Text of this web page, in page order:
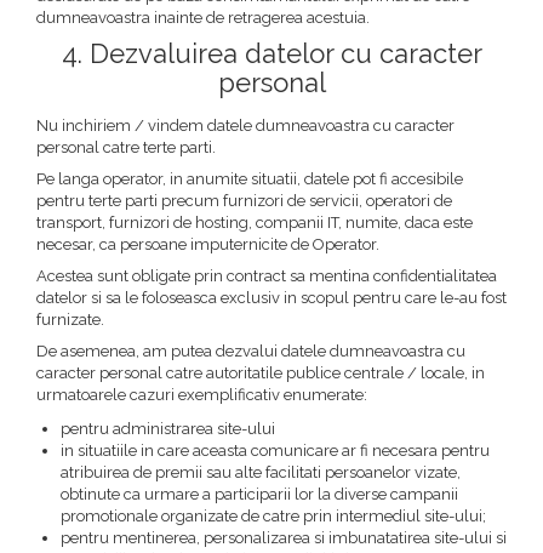
dumneavoastra inainte de retragerea acestuia.
4. Dezvaluirea datelor cu caracter
personal
Nu inchiriem / vindem datele dumneavoastra cu caracter
personal catre terte parti.
Pe langa operator, in anumite situatii, datele pot fi accesibile
pentru terte parti precum furnizori de servicii, operatori de
transport, furnizori de hosting, companii IT, numite, daca este
necesar, ca persoane imputernicite de Operator.
Acestea sunt obligate prin contract sa mentina confidentialitatea
datelor si sa le foloseasca exclusiv in scopul pentru care le-au fost
furnizate.
De asemenea, am putea dezvalui datele dumneavoastra cu
caracter personal catre autoritatile publice centrale / locale, in
urmatoarele cazuri exemplificativ enumerate:
pentru administrarea site-ului
in situatiile in care aceasta comunicare ar fi necesara pentru
atribuirea de premii sau alte facilitati persoanelor vizate,
obtinute ca urmare a participarii lor la diverse campanii
promotionale organizate de catre prin intermediul site-ului;
pentru mentinerea, personalizarea si imbunatatirea site-ului si